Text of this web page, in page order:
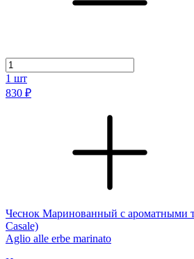
1 шт
830 ₽
Чеснок Маринованный с ароматными
Casale)
Aglio alle erbe marinato